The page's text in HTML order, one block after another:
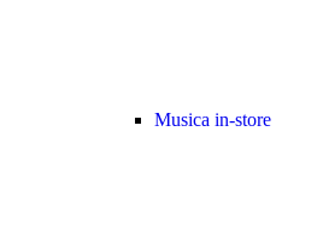
Musica in-store